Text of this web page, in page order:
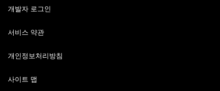
개발자 로그인
서비스 약관
개인정보처리방침
사이트 맵